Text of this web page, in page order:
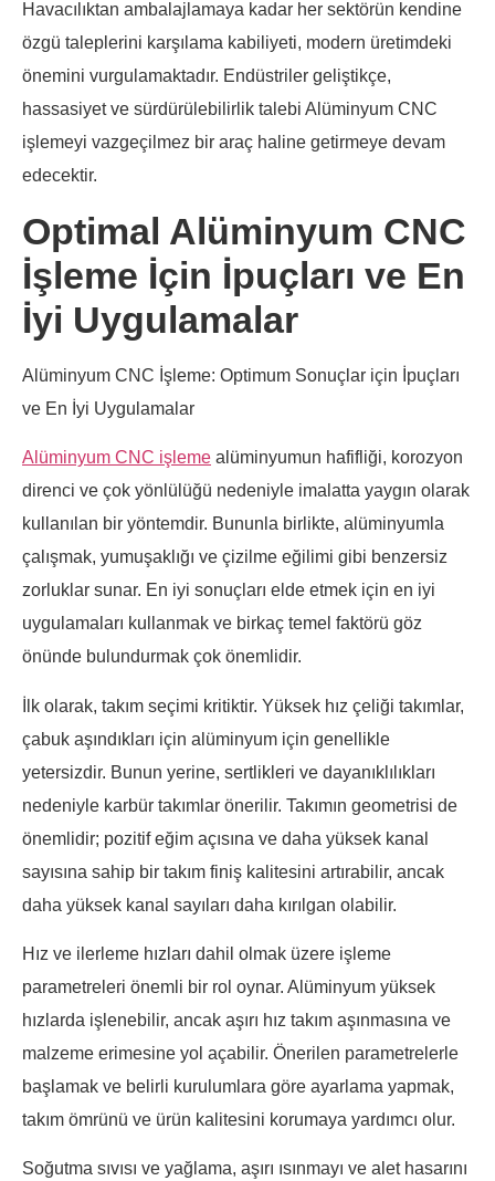
Havacılıktan ambalajlamaya kadar her sektörün kendine
özgü taleplerini karşılama kabiliyeti, modern üretimdeki
önemini vurgulamaktadır. Endüstriler geliştikçe,
hassasiyet ve sürdürülebilirlik talebi Alüminyum CNC
işlemeyi vazgeçilmez bir araç haline getirmeye devam
edecektir.
Optimal Alüminyum CNC
İşleme İçin İpuçları ve En
İyi Uygulamalar
Alüminyum CNC İşleme: Optimum Sonuçlar için İpuçları
ve En İyi Uygulamalar
Alüminyum CNC işleme alüminyumun hafifliği, korozyon
direnci ve çok yönlülüğü nedeniyle imalatta yaygın olarak
kullanılan bir yöntemdir. Bununla birlikte, alüminyumla
çalışmak, yumuşaklığı ve çizilme eğilimi gibi benzersiz
zorluklar sunar. En iyi sonuçları elde etmek için en iyi
uygulamaları kullanmak ve birkaç temel faktörü göz
önünde bulundurmak çok önemlidir.
İlk olarak, takım seçimi kritiktir. Yüksek hız çeliği takımlar,
çabuk aşındıkları için alüminyum için genellikle
yetersizdir. Bunun yerine, sertlikleri ve dayanıklılıkları
nedeniyle karbür takımlar önerilir. Takımın geometrisi de
önemlidir; pozitif eğim açısına ve daha yüksek kanal
sayısına sahip bir takım finiş kalitesini artırabilir, ancak
daha yüksek kanal sayıları daha kırılgan olabilir.
Hız ve ilerleme hızları dahil olmak üzere işleme
parametreleri önemli bir rol oynar. Alüminyum yüksek
hızlarda işlenebilir, ancak aşırı hız takım aşınmasına ve
malzeme erimesine yol açabilir. Önerilen parametrelerle
başlamak ve belirli kurulumlara göre ayarlama yapmak,
takım ömrünü ve ürün kalitesini korumaya yardımcı olur.
Soğutma sıvısı ve yağlama, aşırı ısınmayı ve alet hasarını